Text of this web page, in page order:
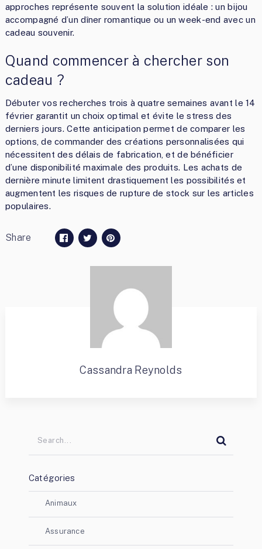
approches représente souvent la solution idéale : un bijou
accompagné d’un dîner romantique ou un week-end avec un
cadeau souvenir.
Quand commencer à chercher son
cadeau ?
Débuter vos recherches trois à quatre semaines avant le 14
février garantit un choix optimal et évite le stress des
derniers jours. Cette anticipation permet de comparer les
options, de commander des créations personnalisées qui
nécessitent des délais de fabrication, et de bénéficier
d’une disponibilité maximale des produits. Les achats de
dernière minute limitent drastiquement les possibilités et
augmentent les risques de rupture de stock sur les articles
populaires.
Share
Cassandra Reynolds
Catégories
Animaux
Assurance